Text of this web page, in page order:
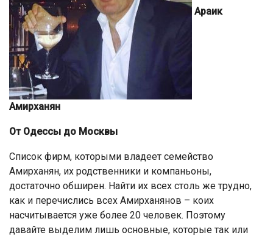
Араик
Амирханян
От Одессы до Москвы
Список фирм, которыми владеет семейство
Амирханян, их родственники и компаньоны,
достаточно обширен. Найти их всех столь же трудно,
как и перечислись всех Амирханянов – коих
насчитывается уже более 20 человек. Поэтому
давайте выделим лишь основные, которые так или